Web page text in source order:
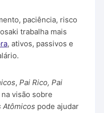
paciência, risco
trabalha mais
, ativos, passivos e
,Pai Rico, Pai
visão sobre
Atômicos pode ajudar